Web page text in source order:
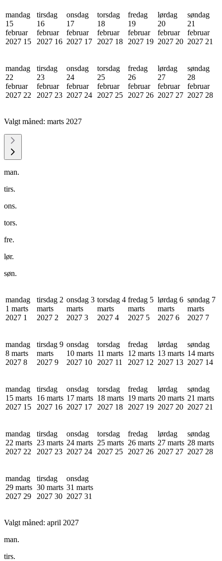
mandag
15
februar
2027 15
tirsdag
16
februar
2027 16
onsdag
17
februar
2027 17
torsdag
18
februar
2027 18
fredag
19
februar
2027 19
lørdag
20
februar
2027 20
søndag
21
februar
2027 21
mandag
22
februar
2027 22
tirsdag
23
februar
2027 23
onsdag
24
februar
2027 24
torsdag
25
februar
2027 25
fredag
26
februar
2027 26
lørdag
27
februar
2027 27
søndag
28
februar
2027 28
Valgt måned: marts 2027
man.
tirs.
ons.
tors.
fre.
lør.
søn.
mandag
1 marts
2027 1
tirsdag 2
marts
2027 2
onsdag 3
marts
2027 3
torsdag 4
marts
2027 4
fredag 5
marts
2027 5
lørdag 6
marts
2027 6
søndag 7
marts
2027 7
mandag
8 marts
2027 8
tirsdag 9
marts
2027 9
onsdag
10 marts
2027 10
torsdag
11 marts
2027 11
fredag
12 marts
2027 12
lørdag
13 marts
2027 13
søndag
14 marts
2027 14
mandag
15 marts
2027 15
tirsdag
16 marts
2027 16
onsdag
17 marts
2027 17
torsdag
18 marts
2027 18
fredag
19 marts
2027 19
lørdag
20 marts
2027 20
søndag
21 marts
2027 21
mandag
22 marts
2027 22
tirsdag
23 marts
2027 23
onsdag
24 marts
2027 24
torsdag
25 marts
2027 25
fredag
26 marts
2027 26
lørdag
27 marts
2027 27
søndag
28 marts
2027 28
mandag
29 marts
2027 29
tirsdag
30 marts
2027 30
onsdag
31 marts
2027 31
Valgt måned: april 2027
man.
tirs.